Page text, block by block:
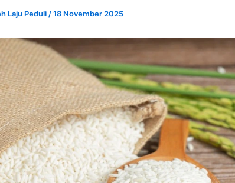
Laju Peduli /18 November 2025